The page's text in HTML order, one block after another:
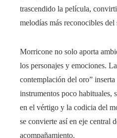
trascendido la película,
melodías más reconocibles del
Morricone no solo aporta
los personajes y emociones.
contemplación del oro”
instrumentos poco habituales,
en el vértigo y la codicia del
se convierte así en eje central
acompañamiento.